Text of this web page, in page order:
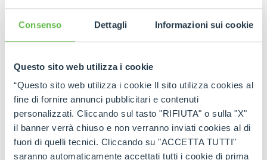
Consenso Dettagli Informazioni sui cookie
Questo sito web utilizza i cookie
“Questo sito web utilizza i cookie Il sito utilizza cookies al
fine di fornire annunci pubblicitari e contenuti
personalizzati. Cliccando sul tasto "RIFIUTA" o sulla "X"
il banner verrà chiuso e non verranno inviati cookies al di
fuori di quelli tecnici. Cliccando su "ACCETTA TUTTI"
saranno automaticamente accettati tutti i cookie di prima